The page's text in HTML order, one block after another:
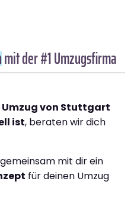
mit der #1 Umzugsfirma
Umzug von Stuttgart
ist, beraten wir dich
mit dir ein
für deinen Umzug